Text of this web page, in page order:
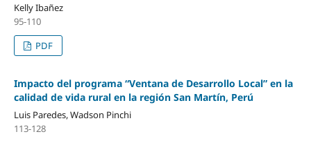
Kelly Ibañez
95-110
PDF
Impacto del programa “Ventana de Desarrollo Local” en la
calidad de vida rural en la región San Martín, Perú
Luis Paredes, Wadson Pinchi
113-128